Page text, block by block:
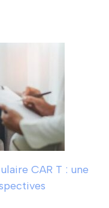
CAR T : une